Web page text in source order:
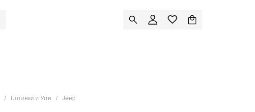
Ботинки и Угги Jeep